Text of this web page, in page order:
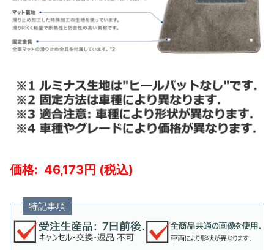
46,173
特記事項